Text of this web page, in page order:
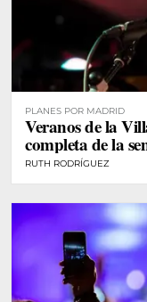
PLANES POR MADRID
Veranos de la
completa de la
RUTH RODRÍGUEZ